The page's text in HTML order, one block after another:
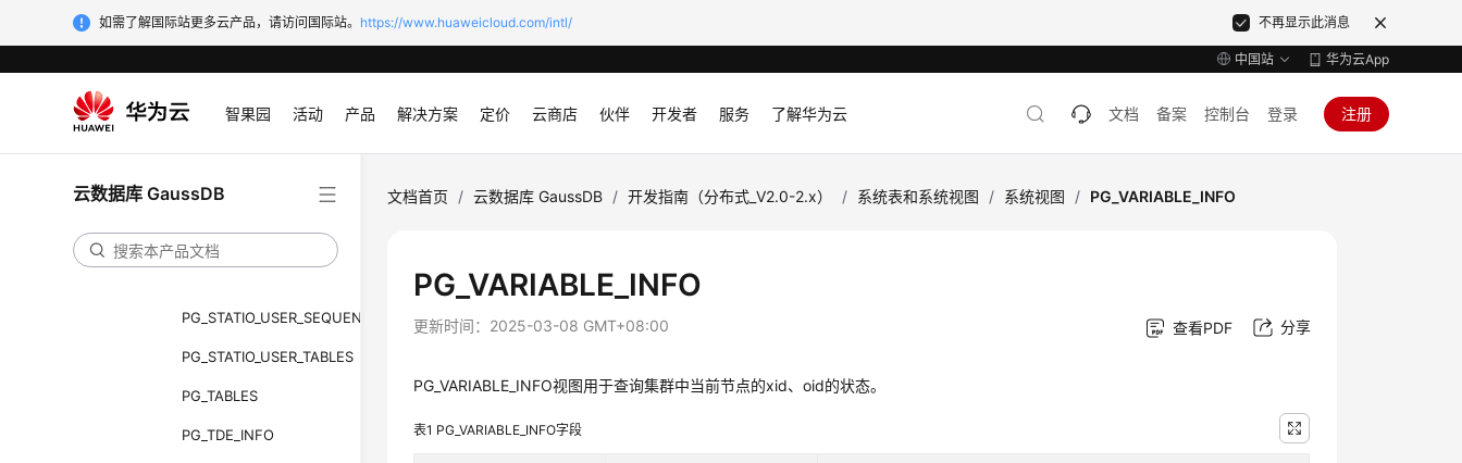
如需了解国际站更多云产品，请访问国际站。 https://www.huaweicloud.com/intl/ 不再显示此消息
中国站 华为云App
智果园 活动 产品 解决方案 定价 云商店 伙伴 开发者 服务 了解华为云 文档 备案 控制台 登录 注册
云数据库 GaussDB
PG_STATIO_ALL_INDEXES
PG_STATIO_ALL_TABLES
PG_STATIO_SYS_SEQUENCES
PG_STATIO_SYS_TABLES
PG_STATIO_USER_SEQUENCES
PG_STATIO_USER_TABLES
PG_TABLES
PG_TDE_INFO
文档首页 / 云数据库 GaussDB / 开发指南（分布式_V2.0-2.x） / 系统表和系统视图 / 系统视图 / PG_VARIABLE_INFO
PG_VARIABLE_INFO
更新时间： 2025-03-08 GMT+08:00 查看PDF 分享
PG_VARIABLE_INFO视图用于查询集群中当前节点的xid、oid的状态。
表1 PG_VARIABLE_INFO字段